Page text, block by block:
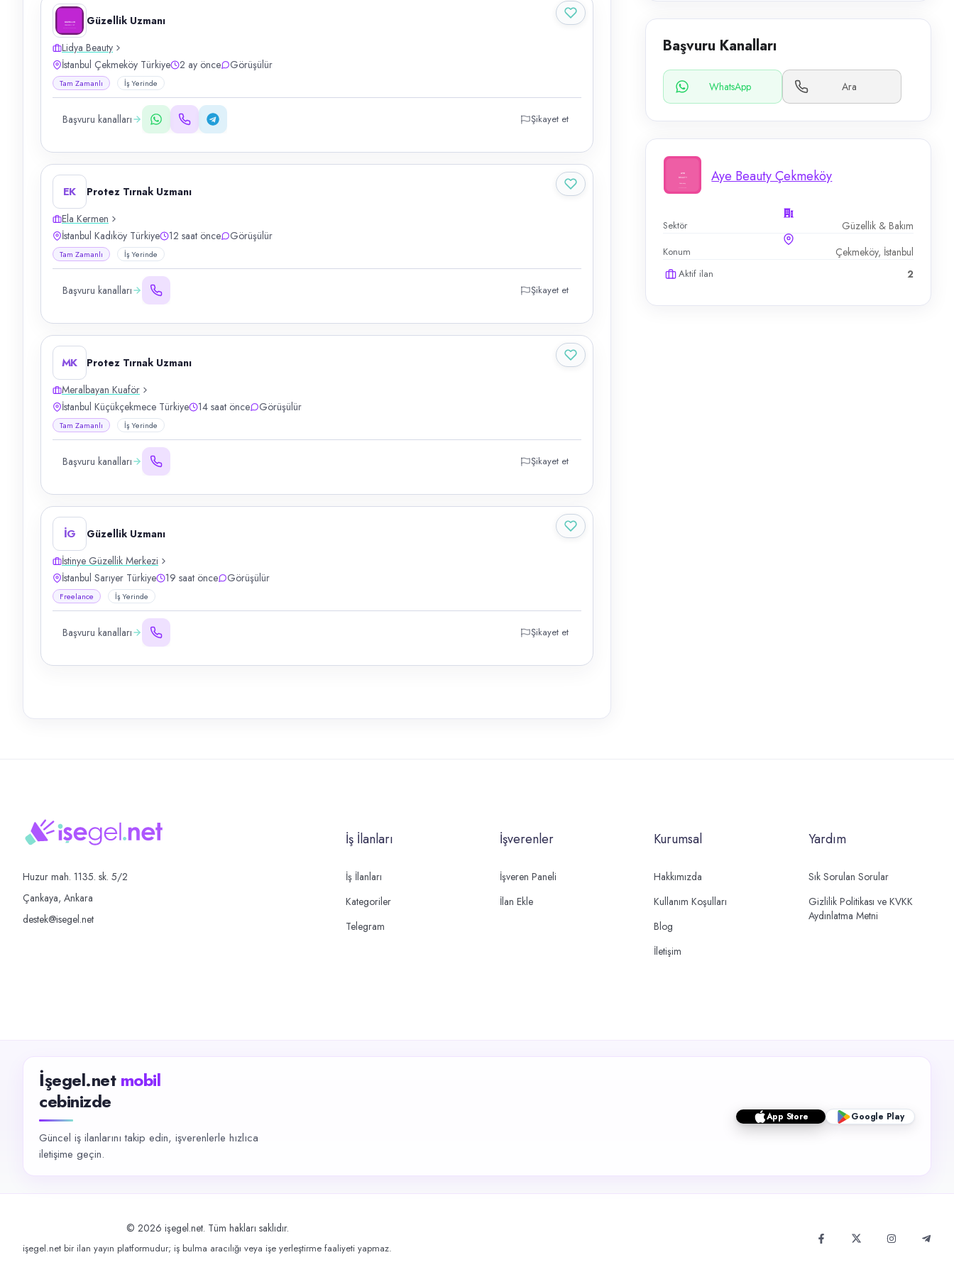
Başvuru Kanalları
WhatsApp Ara
Aye Beauty Çekmeköy
Sektör Güzellik & Bakım
Konum Çekmeköy, İstanbul
Aktif ilan 2
Güzellik Uzmanı
Lidya Beauty
İstanbul Çekmeköy Türkiye
2 ay önce Görüşülür
Tam Zamanlı İş Yerinde
Başvuru kanalları Şikayet et
EK
Protez Tırnak Uzmanı
Ela Kermen
İstanbul Kadıköy Türkiye
12 saat önce Görüşülür
Tam Zamanlı İş Yerinde
Başvuru kanalları Şikayet et
MK
Protez Tırnak Uzmanı
Meralbayan Kuaför
İstanbul Küçükçekmece Türkiye
14 saat önce Görüşülür
Tam Zamanlı İş Yerinde
Başvuru kanalları Şikayet et
İG
Güzellik Uzmanı
İstinye Güzellik Merkezi
İstanbul Sarıyer Türkiye
19 saat önce Görüşülür
Freelance İş Yerinde
Başvuru kanalları Şikayet et
Huzur mah. 1135. sk. 5/2
Çankaya, Ankara
destek@isegel.net
İş İlanları
İş İlanları
Kategoriler
Telegram
İşverenler
İşveren Paneli
İlan Ekle
Kurumsal
Hakkımızda
Kullanım Koşulları
Blog
İletişim
Yardım
Sık Sorulan Sorular
Gizlilik Politikası ve KVKK
Aydınlatma Metni
İşegel.net mobil
cebinizde
Güncel iş ilanlarını takip edin, işverenlerle hızlıca
iletişime geçin.
App Store Google Play
© 2026 işegel.net. Tüm hakları saklıdır.
işegel.net bir ilan yayın platformudur; iş bulma aracılığı veya işe yerleştirme faaliyeti yapmaz.